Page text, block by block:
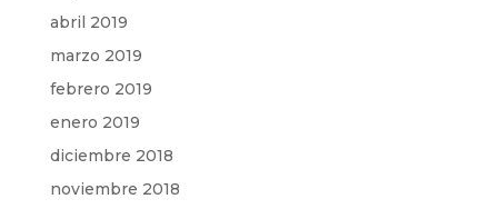
abril 2019
marzo 2019
febrero 2019
enero 2019
diciembre 2018
noviembre 2018